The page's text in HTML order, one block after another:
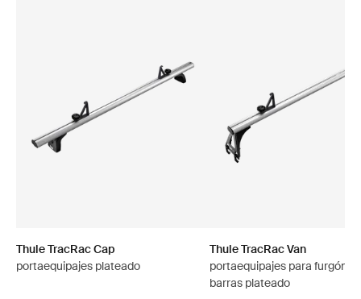
Thule TracRac Cap
portaequipajes plateado
Thule TracRac Van
portaequipajes para furgón
barras plateado